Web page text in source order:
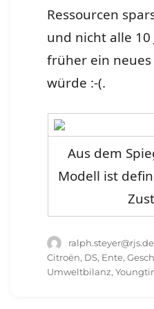
Ressourcen
und nicht alle 10
früher ein
würde :-(.
Aus dem
Modell ist
Autor
ralph.steyer@rjs.de
Citroën, DS, Ente,
Umweltbilanz,